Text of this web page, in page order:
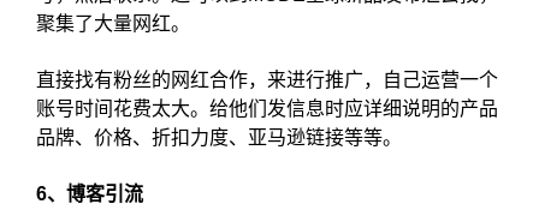
聚集了大量网红。
直接找有粉丝的网红合作，来进行推广，自己运营一个
账号时间花费太大。给他们发信息时应详细说明的产品
品牌、价格、折扣力度、亚马逊链接等等。
6、博客引流